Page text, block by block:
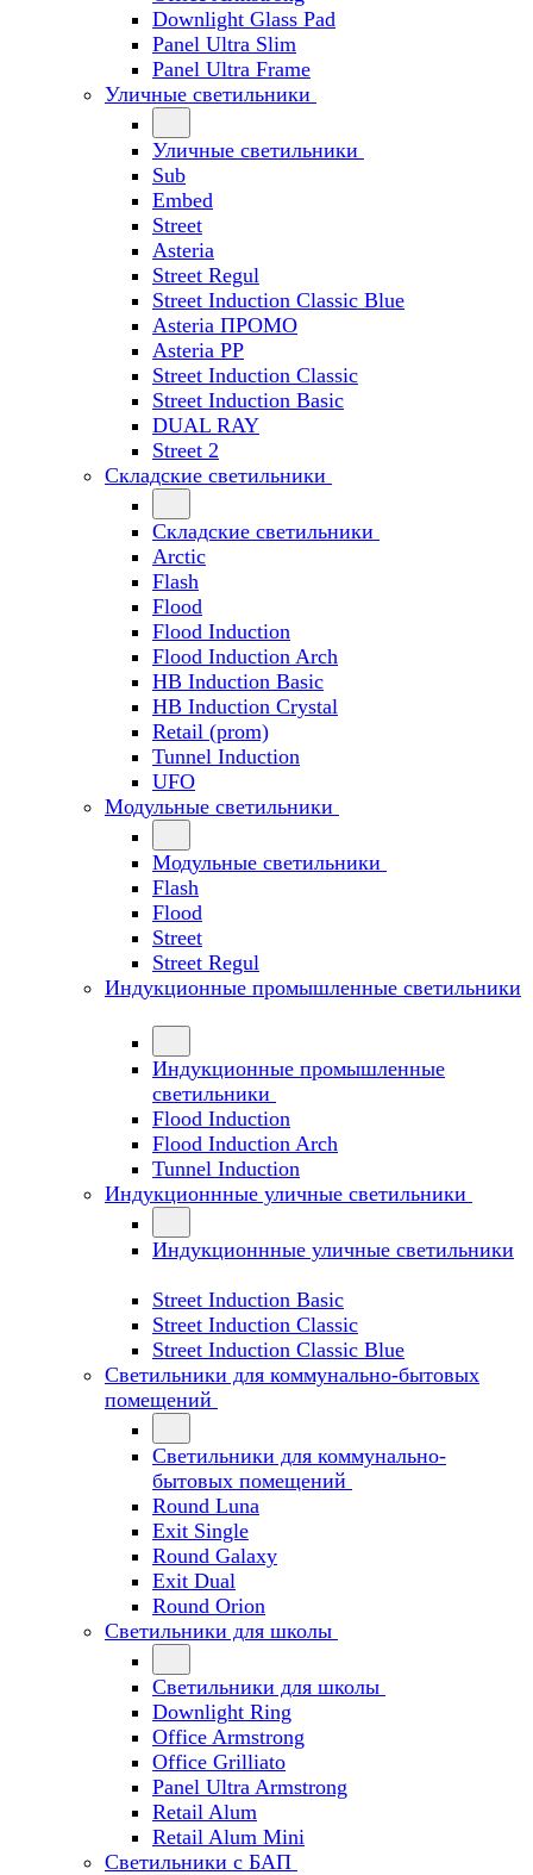
Downlight Glass Pad
Panel Ultra Slim
Panel Ultra Frame
Уличные светильники
Уличные светильники
Sub
Embed
Street
Asteria
Street Regul
Street Induction Classic Blue
Asteria ПРОМО
Asteria PP
Street Induction Classic
Street Induction Basic
DUAL RAY
Street 2
Складские светильники
Складские светильники
Arctic
Flash
Flood
Flood Induction
Flood Induction Arch
HB Induction Basic
HB Induction Crystal
Retail (prom)
Tunnel Induction
UFO
Модульные светильники
Модульные светильники
Flash
Flood
Street
Street Regul
Индукционные промышленные светильники
Индукционные промышленные
светильники
Flood Induction
Flood Induction Arch
Tunnel Induction
Индукционнные уличные светильники
Индукционнные уличные светильники
Street Induction Basic
Street Induction Classic
Street Induction Classic Blue
Светильники для коммунально-бытовых
помещений
Светильники для коммунально-
бытовых помещений
Round Luna
Exit Single
Round Galaxy
Exit Dual
Round Orion
Светильники для школы
Светильники для школы
Downlight Ring
Office Armstrong
Office Grilliato
Panel Ultra Armstrong
Retail Alum
Retail Alum Mini
Светильники с БАП